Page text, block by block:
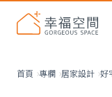
首頁 專欄 居家設計 好